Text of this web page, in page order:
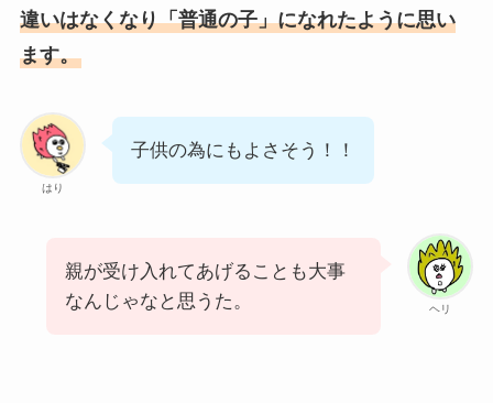
違いはなくなり「普通の子」になれたように思い
ます。
はり
子供の為にもよさそう！！
ヘリ
親が受け入れてあげることも大事
なんじゃなと思うた。